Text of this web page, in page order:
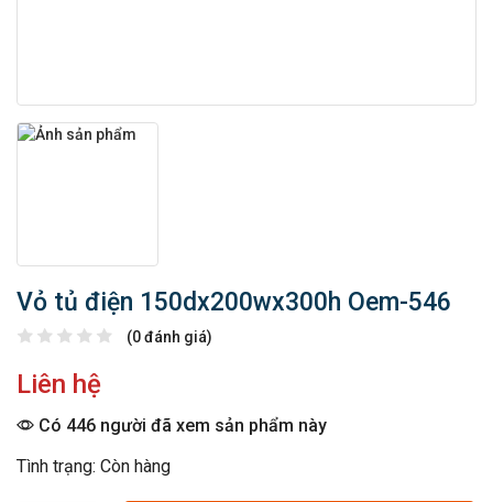
Vỏ tủ điện 150dx200wx300h Oem-546
(0 đánh giá)
Liên hệ
Có 446 người đã xem sản phẩm này
Tình trạng: Còn hàng